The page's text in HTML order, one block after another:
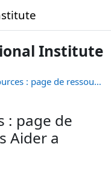
Institute
Centre de ressources : page de ressources pour vou...
: page de
Aider a